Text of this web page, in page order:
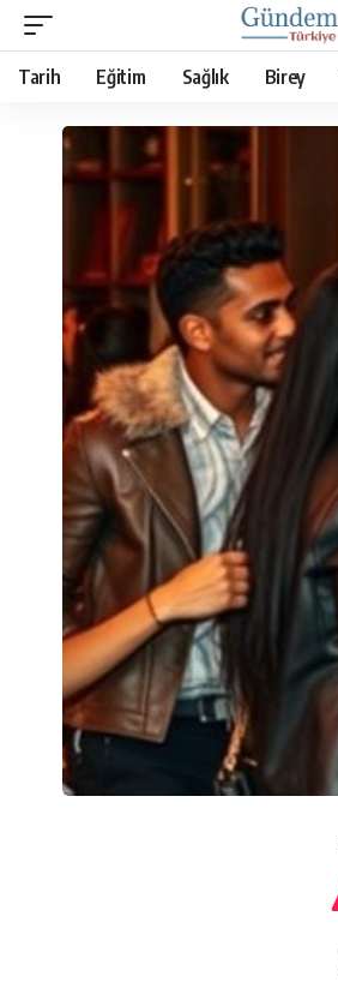
Tarih Eğitim Sağlık Birey